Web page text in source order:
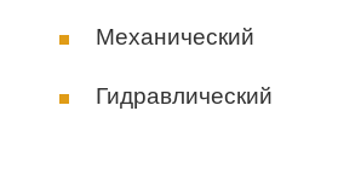
Механический
Гидравлический